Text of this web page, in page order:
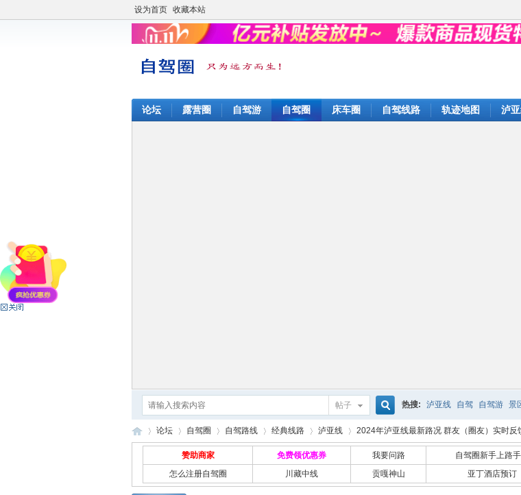
设为首页 收藏本站
论坛 露营圈 自驾游 自驾圈 床车圈 自驾线路 轨迹地图 泸
帖子
搜
索
热搜: 泸亚线 自驾 自驾游 景
自 »
论坛
›
自驾圈
›
自驾路线
›
经典线路
›
泸亚线
›
2024年泸亚线最新路况 群友（圈友）实时反
赞助商家 免费领优惠券 我要问路 自驾圈新手上路
怎么注册自驾圈
川藏中线 贡嘎神山 亚丁酒店预订